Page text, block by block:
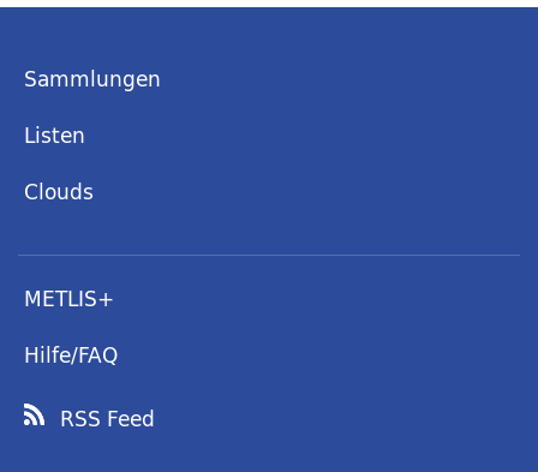
Sammlungen
Listen
Clouds
METLIS+
Hilfe/FAQ
RSS Feed